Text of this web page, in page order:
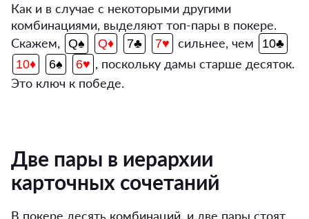
Как и в случае с некоторыми другими
комбинациями, выделяют топ-пары в покере.
Скажем,
Q♠ Q♦ 7♣ 7♥ сильнее, чем
10♣
10♦
6♠ 6♥ , поскольку дамы старше десяток.
Это ключ к победе.
Две пары в иерархии
карточных сочетаний
В покере десять комбинаций, и две пары стоят